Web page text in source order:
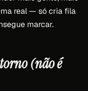
real — só cria fila
marcar.
(não é